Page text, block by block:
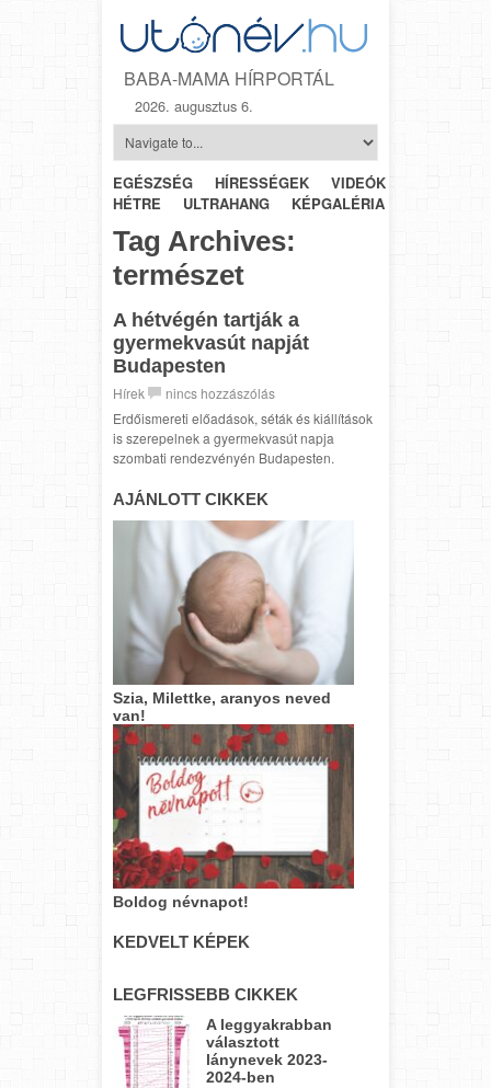
BABA-MAMA HÍRPORTÁL
2026. augusztus 6.
EGÉSZSÉG HÍRESSÉGEK VIDEÓK
HÉTRŐL-
HÉTRE
ULTRAHANG KÉPGALÉRIA
Tag Archives:
természet
A hétvégén tartják a
gyermekvasút napját
Budapesten
Hírek
nincs hozzászólás
Erdőismereti előadások, séták és kiállítások
is szerepelnek a gyermekvasút napja
szombati rendezvényén Budapesten.
AJÁNLOTT CIKKEK
Szia, Milettke, aranyos neved
van!
Boldog névnapot!
KEDVELT KÉPEK
LEGFRISSEBB CIKKEK
A leggyakrabban
választott
lánynevek 2023-
2024-ben